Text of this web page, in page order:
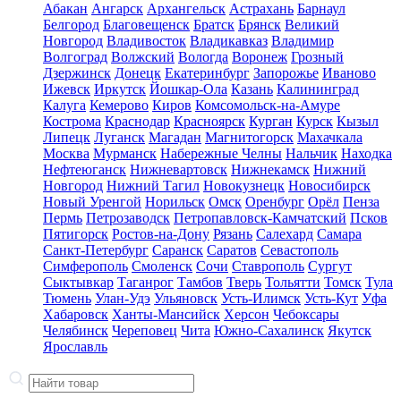
Абакан Ангарск Архангельск Астрахань Барнаул
Белгород Благовещенск Братск Брянск Великий
Новгород Владивосток Владикавказ Владимир
Волгоград Волжский Вологда Воронеж Грозный
Дзержинск Донецк Екатеринбург Запорожье Иваново
Ижевск Иркутск Йошкар-Ола Казань Калининград
Калуга Кемерово Киров Комсомольск-на-Амуре
Кострома Краснодар Красноярск Курган Курск Кызыл
Липецк Луганск Магадан Магнитогорск Махачкала
Москва Мурманск Набережные Челны Нальчик Находка
Нефтеюганск Нижневартовск Нижнекамск Нижний
Новгород Нижний Тагил Новокузнецк Новосибирск
Новый Уренгой Норильск Омск Оренбург Орёл Пенза
Пермь Петрозаводск Петропавловск-Камчатский Псков
Пятигорск Ростов-на-Дону Рязань Салехард Самара
Санкт-Петербург Саранск Саратов Севастополь
Симферополь Смоленск Сочи Ставрополь Сургут
Сыктывкар Таганрог Тамбов Тверь Тольятти Томск Тула
Тюмень Улан-Удэ Ульяновск Усть-Илимск Усть-Кут Уфа
Хабаровск Ханты-Мансийск Херсон Чебоксары
Челябинск Череповец Чита Южно-Сахалинск Якутск
Ярославль